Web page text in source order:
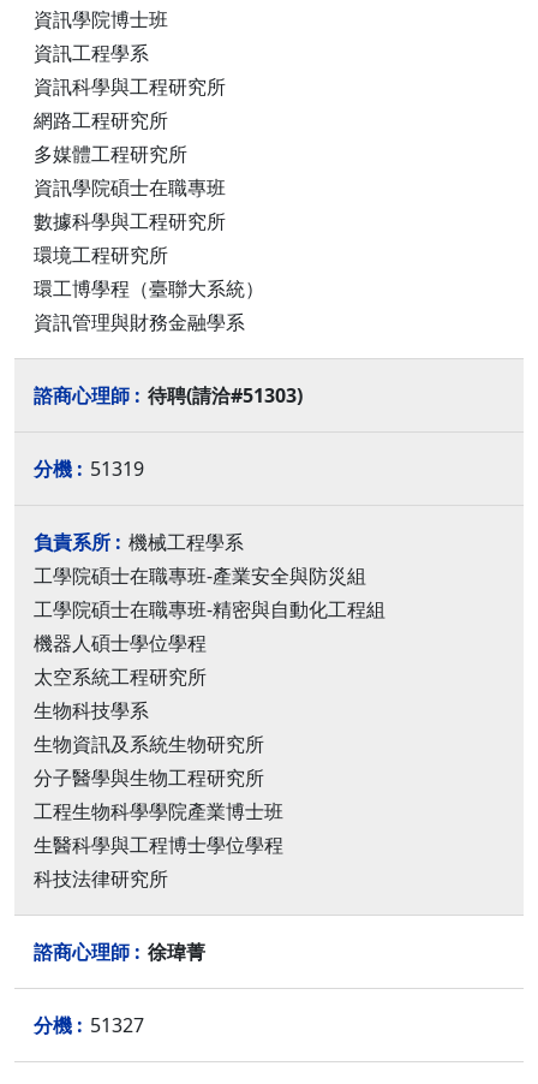
資訊學院博士班
資訊工程學系
資訊科學與工程研究所
網路工程研究所
多媒體工程研究所
資訊學院碩士在職專班
數據科學與工程研究所
環境工程研究所
環工博學程（臺聯大系統）
資訊管理與財務金融學系
待聘(請洽#51303)
51319
機械工程學系
工學院碩士在職專班-產業安全與防災組
工學院碩士在職專班-精密與自動化工程組
機器人碩士學位學程
太空系統工程研究所
生物科技學系
生物資訊及系統生物研究所
分子醫學與生物工程研究所
工程生物科學學院產業博士班
生醫科學與工程博士學位學程
科技法律研究所
徐瑋菁
51327